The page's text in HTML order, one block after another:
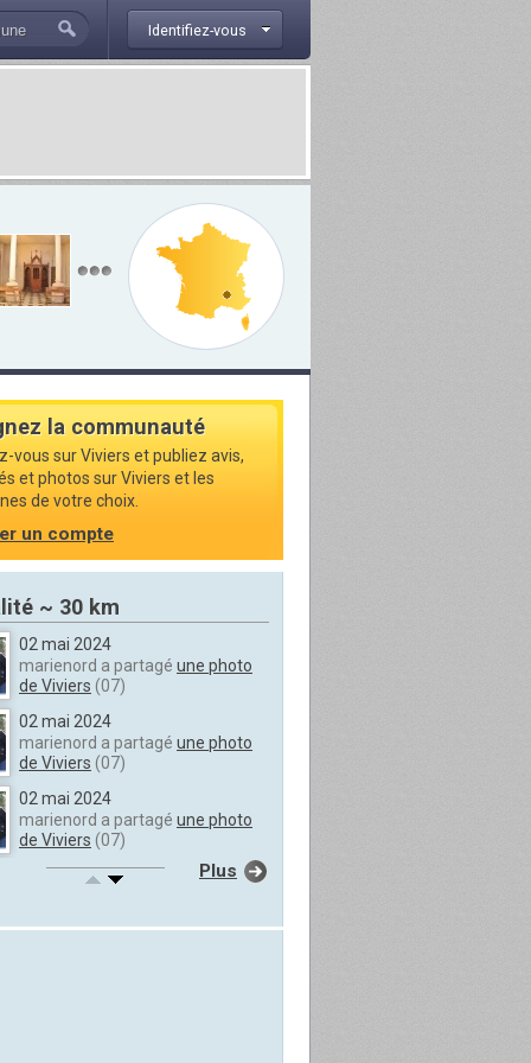
Identifiez-vous
la communauté
vous sur Viviers et publiez avis,
et photos sur Viviers et les
de votre choix.
un compte
~ 30 km
02 mai 2024
marienord a partagé une photo
de Viviers (07)
02 mai 2024
marienord a partagé une photo
de Viviers (07)
02 mai 2024
marienord a partagé une photo
de Viviers (07)
02 mai 2024
Plus